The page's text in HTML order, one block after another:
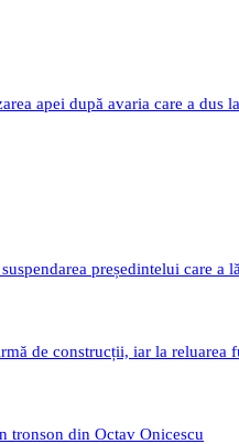
apei după avaria care a dus
președintelui care a
de construcții, iar la reluarea
tronson din Octav Onicescu